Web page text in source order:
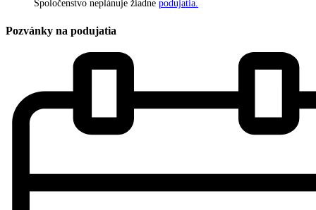
Spoločenstvo neplánuje žiadne podujatia.
Pozvánky na podujatia